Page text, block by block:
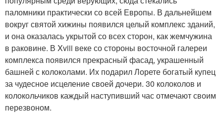
паломники практически со всей Европы. В дальнейшем
вокруг святой хижины появился целый комплекс зданий,
и она оказалась укрытой со всех сторон, как жемчужина
в раковине. В Xviii веке со стороны восточной галереи
комплекса появился прекрасный фасад, украшенный
башней с колоколами. Их подарил Лорете богатый купец
за чудесное исцеление своей дочери. 30 колоколов и
колокольчиков каждый наступивший час отмечают своим
перезвоном.